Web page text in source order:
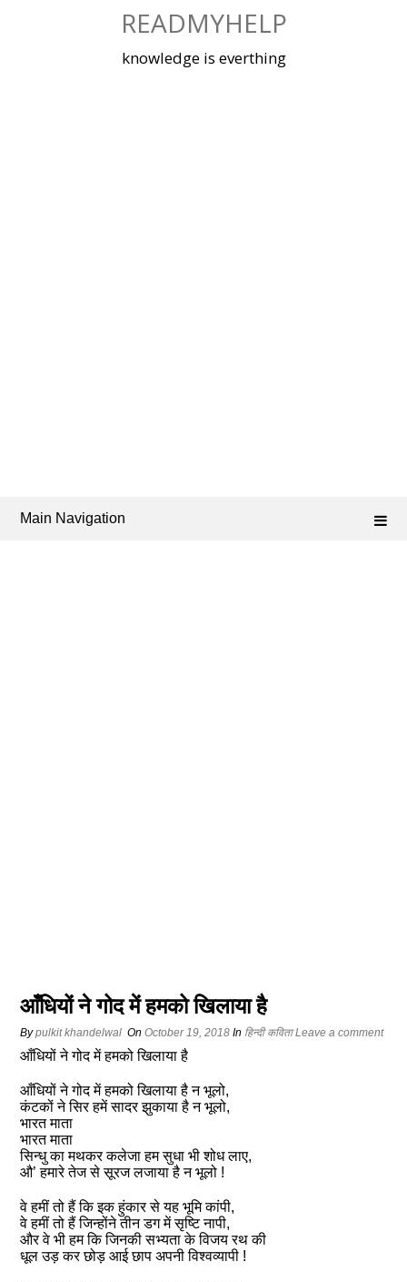
READMYHELP
knowledge is everthing
Main Navigation
आँधियों ने गोद में हमको खिलाया है
Bypulkit khandelwal OnOctober 19, 2018 In हिन्दी कविता Leave a comment
आँधियों ने गोद में हमको खिलाया है
आँधियों ने गोद में हमको खिलाया है न भूलो,
कंटकों ने सिर हमें सादर झुकाया है न भूलो,
भारत माता
भारत माता
सिन्धु का मथकर कलेजा हम सुधा भी शोध लाए,
औ’ हमारे तेज से सूरज लजाया है न भूलो !
वे हमीं तो हैं कि इक हुंकार से यह भूमि कांपी,
वे हमीं तो हैं जिन्होंने तीन डग में सृष्टि नापी,
और वे भी हम कि जिनकी सभ्यता के विजय रथ की
धूल उड़ कर छोड़ आई छाप अपनी विश्वव्यापी !